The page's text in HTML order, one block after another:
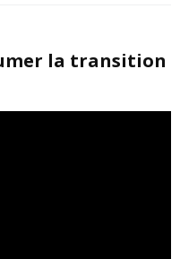
la transition